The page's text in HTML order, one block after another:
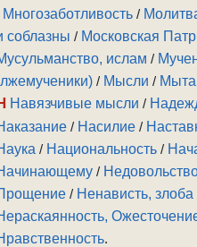
Многозаботливость /
соблазны / Московская
ислам /
/ Мысли /
Навязчивые мысли /
/ Насилие /
/ Национальность /
/
/ Ненависть, злоба
.